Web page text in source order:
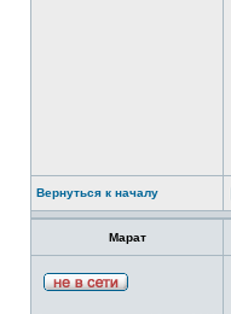
Вернуться к началу
Марат